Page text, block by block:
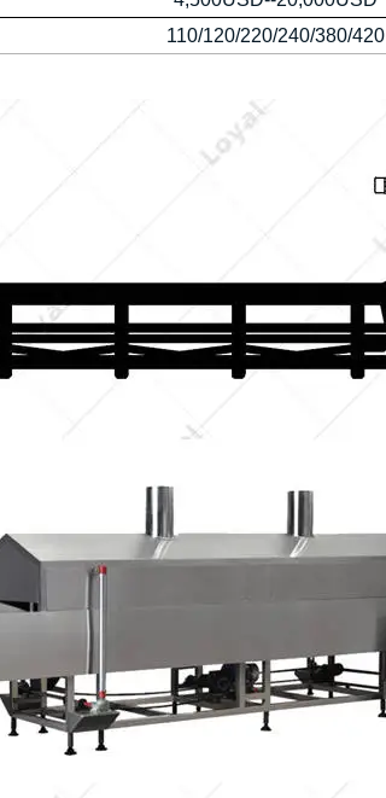
110/120/220/240/380/420